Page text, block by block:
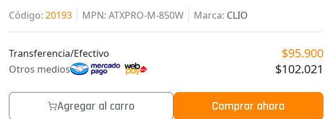
Código:20193 MPN: ATXPRO-M-850W Marca: CLIO
Transferencia/Efectivo $95.900
Otros medios $102.021
Agregar al carro Comprar ahora